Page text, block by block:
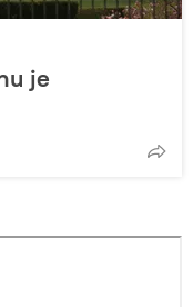
je